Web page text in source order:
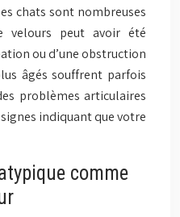
chats sont nombreuses
velours peut avoir été
ou d’une obstruction
âgés souffrent parfois
problèmes articulaires
indiquant que votre
comme